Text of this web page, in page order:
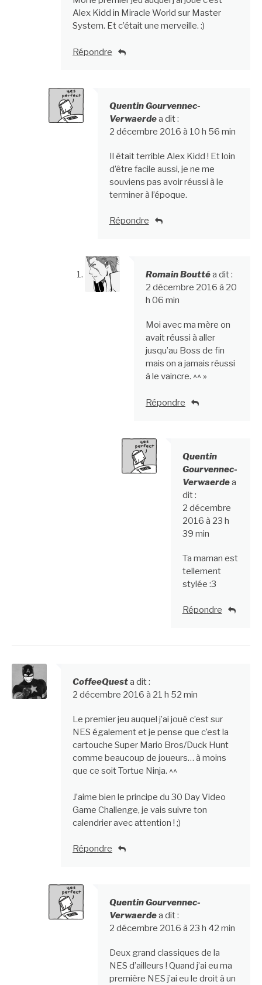
Alex Kidd in Miracle World sur Master
System. Et c’était une merveille. :)
Répondre
Quentin Gourvennec-
Verwaerdea dit :
2 décembre 2016 à 10 h 56 min
Il était terrible Alex Kidd ! Et loin
d’être facile aussi, je ne me
souviens pas avoir réussi à le
terminer à l’époque.
Répondre
Romain Bouttéa dit :
2 décembre 2016 à 20
h 06 min
Moi avec ma mère on
avait réussi à aller
jusqu’au Boss de fin
mais on a jamais réussi
à le vaincre. ^^ »
Répondre
Quentin
Gourvennec-
Verwaerdea
dit :
2 décembre
2016 à 23 h
39 min
Ta maman est
tellement
stylée :3
Répondre
CoffeeQuesta dit :
2 décembre 2016 à 21 h 52 min
Le premier jeu auquel j’ai joué c’est sur
NES également et je pense que c’est la
cartouche Super Mario Bros/Duck Hunt
comme beaucoup de joueurs… à moins
que ce soit Tortue Ninja. ^^
J’aime bien le principe du 30 Day Video
Game Challenge, je vais suivre ton
calendrier avec attention ! ;)
Répondre
Quentin Gourvennec-
Verwaerdea dit :
2 décembre 2016 à 23 h 42 min
Deux grand classiques de la
NES d’ailleurs ! Quand j’ai eu ma
première NES j’ai eu le droit à un